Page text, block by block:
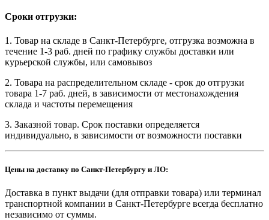
Сроки отгрузки:
1. Товар на складе в Санкт-Петербурге, отгрузка возможна в
течение 1-3 раб. дней по графику службы доставки или
курьерской службы, или самовывоз
2. Товара на распределительном складе - срок до отгрузки
товара 1-7 раб. дней, в зависимости от местонахождения
склада и частоты перемещения
3. Заказной товар. Срок поставки определяется
индивидуально, в зависимости от возможности поставки
Цены на доставку по Санкт-Петербургу и ЛО:
Доставка в пункт выдачи (для отправки товара) или терминал
транспортной компании в Санкт-Петербурге всегда бесплатно
независимо от суммы.